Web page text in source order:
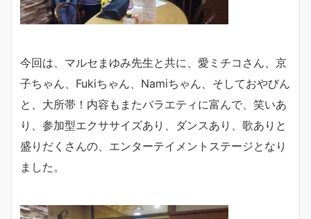
今回は、マルセまゆみ先生と共に、愛ミチコさん、京
子ちゃん、Fukiちゃん、Namiちゃん、そしておやびん
と、大所帯！内容もまたバラエティに富んで、笑いあ
り、参加型エクササイズあり、ダンスあり、歌ありと
盛りだくさんの、エンターテイメントステージとなり
ました。